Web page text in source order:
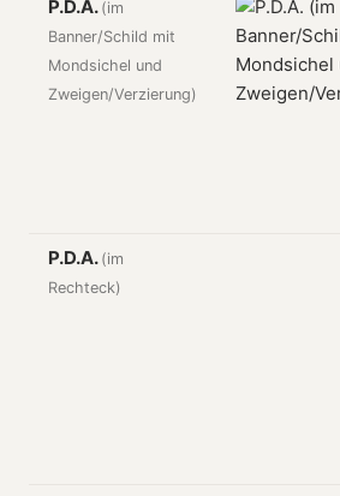
P.D.A. (im
Banner/Schild mit
Mondsichel und
Zweigen/Verzierung)
P.D.A. (im
Rechteck)